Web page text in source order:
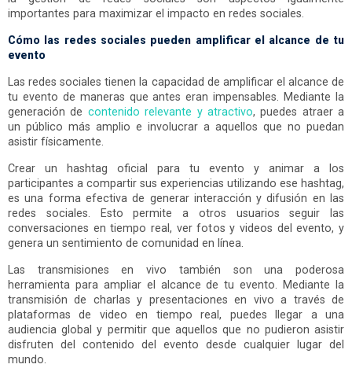
importantes para maximizar el impacto en redes sociales.
Cómo las redes sociales pueden amplificar el alcance de tu
evento
Las redes sociales tienen la capacidad de amplificar el alcance de
tu evento de maneras que antes eran impensables. Mediante la
generación de contenido relevante y atractivo, puedes atraer a
un público más amplio e involucrar a aquellos que no puedan
asistir físicamente.
Crear un hashtag oficial para tu evento y animar a los
participantes a compartir sus experiencias utilizando ese hashtag,
es una forma efectiva de generar interacción y difusión en las
redes sociales. Esto permite a otros usuarios seguir las
conversaciones en tiempo real, ver fotos y videos del evento, y
genera un sentimiento de comunidad en línea.
Las transmisiones en vivo también son una poderosa
herramienta para ampliar el alcance de tu evento. Mediante la
transmisión de charlas y presentaciones en vivo a través de
plataformas de video en tiempo real, puedes llegar a una
audiencia global y permitir que aquellos que no pudieron asistir
disfruten del contenido del evento desde cualquier lugar del
mundo.